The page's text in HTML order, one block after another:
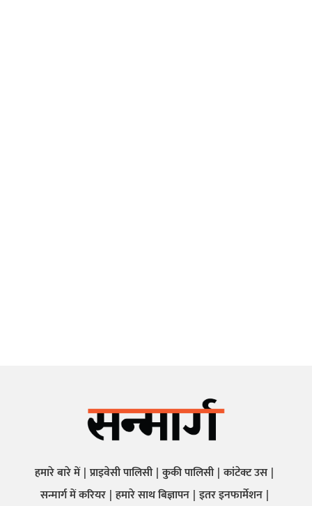
हमारे बारे में प्राइवेसी पालिसी कुकी पालिसी कांटेक्ट उस
सन्मार्ग में करियर हमारे साथ बिज्ञापन इतर इनफार्मेशन